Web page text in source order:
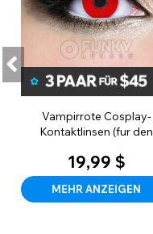
Vampirrote Cosplay-
Kontaktlinsen (fur den
19,99 $
MEHR ANZEIGEN